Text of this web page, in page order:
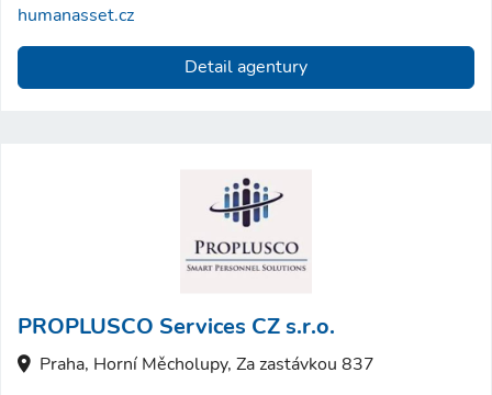
humanasset.cz
Detail agentury
PROPLUSCO Services CZ s.r.o.
Praha, Horní Měcholupy, Za zastávkou 837